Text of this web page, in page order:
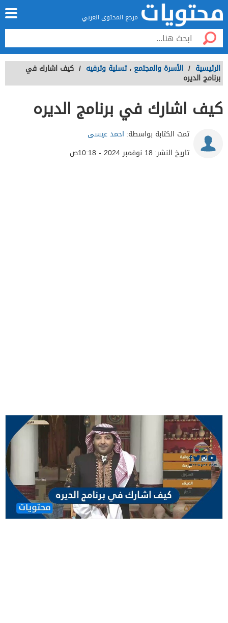
مرجع المحتوى العربي
الرئيسية / الأسرة والمجتمع ، تسلية وترفيه / كيف اشارك في
برنامج الديره
كيف اشارك في برنامج الديره
تمت الكتابة بواسطة: احمد عيسى
تاريخ النشر: 18 نوفمبر 2024 - 10:18ص